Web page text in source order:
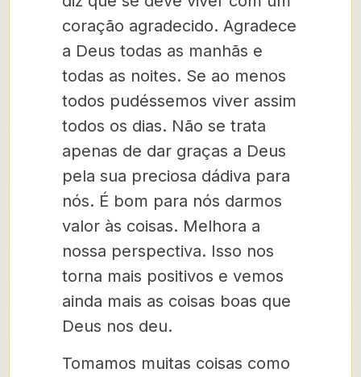
coração agradecido. Agradece
a Deus todas as manhãs e
todas as noites. Se ao menos
todos pudéssemos viver assim
todos os dias. Não se trata
apenas de dar graças a Deus
pela sua preciosa dádiva para
nós. É bom para nós darmos
valor às coisas. Melhora a
nossa perspectiva. Isso nos
torna mais positivos e vemos
ainda mais as coisas boas que
Deus nos deu.
Tomamos muitas coisas como